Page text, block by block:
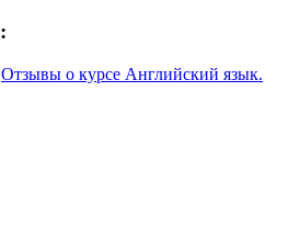
Отзывы о курсе Английский язык.